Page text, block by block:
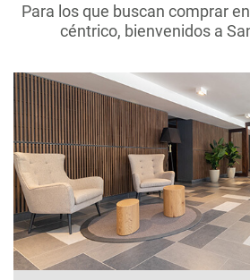
Para los que buscan comprar
céntrico, bienvenidos a